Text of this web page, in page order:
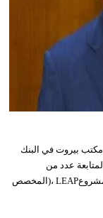
مكتب بيروت في البنك
عدد من
المشاريع قيد التنفيذ، وجرى التركيز بشكل خاص على مشروعLEAP ،(المخصص